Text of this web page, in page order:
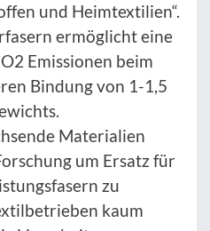
und Heimtextilien“.
ermöglicht eine
Emissionen beim
Bindung von 1-1,5
Materialien
um Ersatz für
zu
kaum